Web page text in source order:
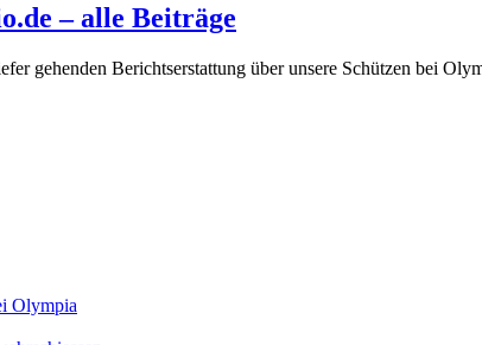
– alle Beiträge
gehenden Berichtserstattung über unsere Schützen bei
Olympia